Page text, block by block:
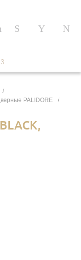
/
PALIDORE
/